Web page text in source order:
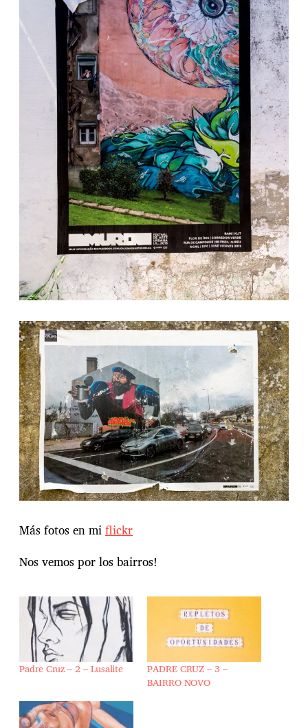
Más fotos en miflickr
Nos vemos por los bairros!
Padre Cruz – 2 – Lusalite
PADRE CRUZ – 3 –
BAIRRO NOVO